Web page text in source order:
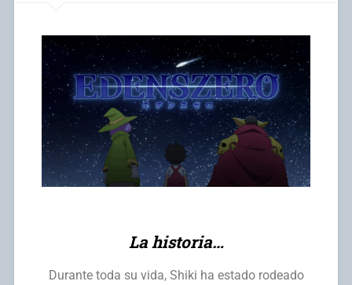
La historia…
Durante toda su vida, Shiki ha estado rodeado